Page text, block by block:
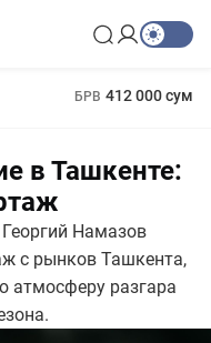
МРОТ 1 271 000 сум
в Ташкенте:
Намазов
с рынков Ташкента,
атмосферу разгара